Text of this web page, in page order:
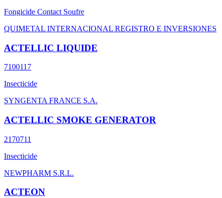
Fongicide Contact Soufre
QUIMETAL INTERNACIONAL REGISTRO E INVERSIONES
ACTELLIC LIQUIDE
7100117
Insecticide
SYNGENTA FRANCE S.A.
ACTELLIC SMOKE GENERATOR
2170711
Insecticide
NEWPHARM S.R.L.
ACTEON